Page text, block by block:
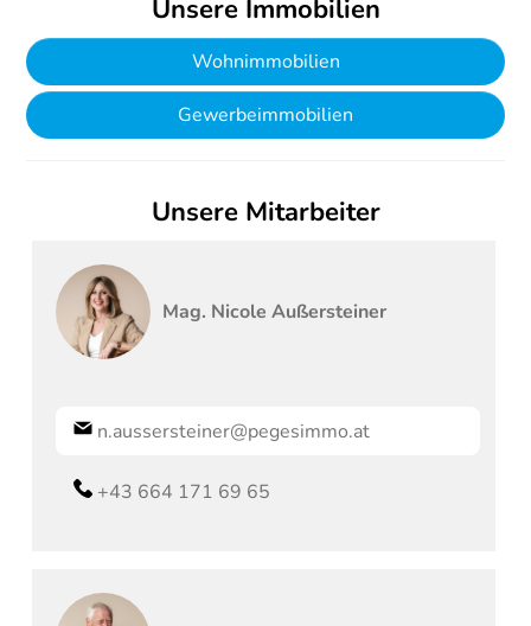
Unsere Immobilien
Wohnimmobilien
Gewerbeimmobilien
Unsere Mitarbeiter
Mag. Nicole Außersteiner
n.aussersteiner@pegesimmo.at
+43 664 171 69 65